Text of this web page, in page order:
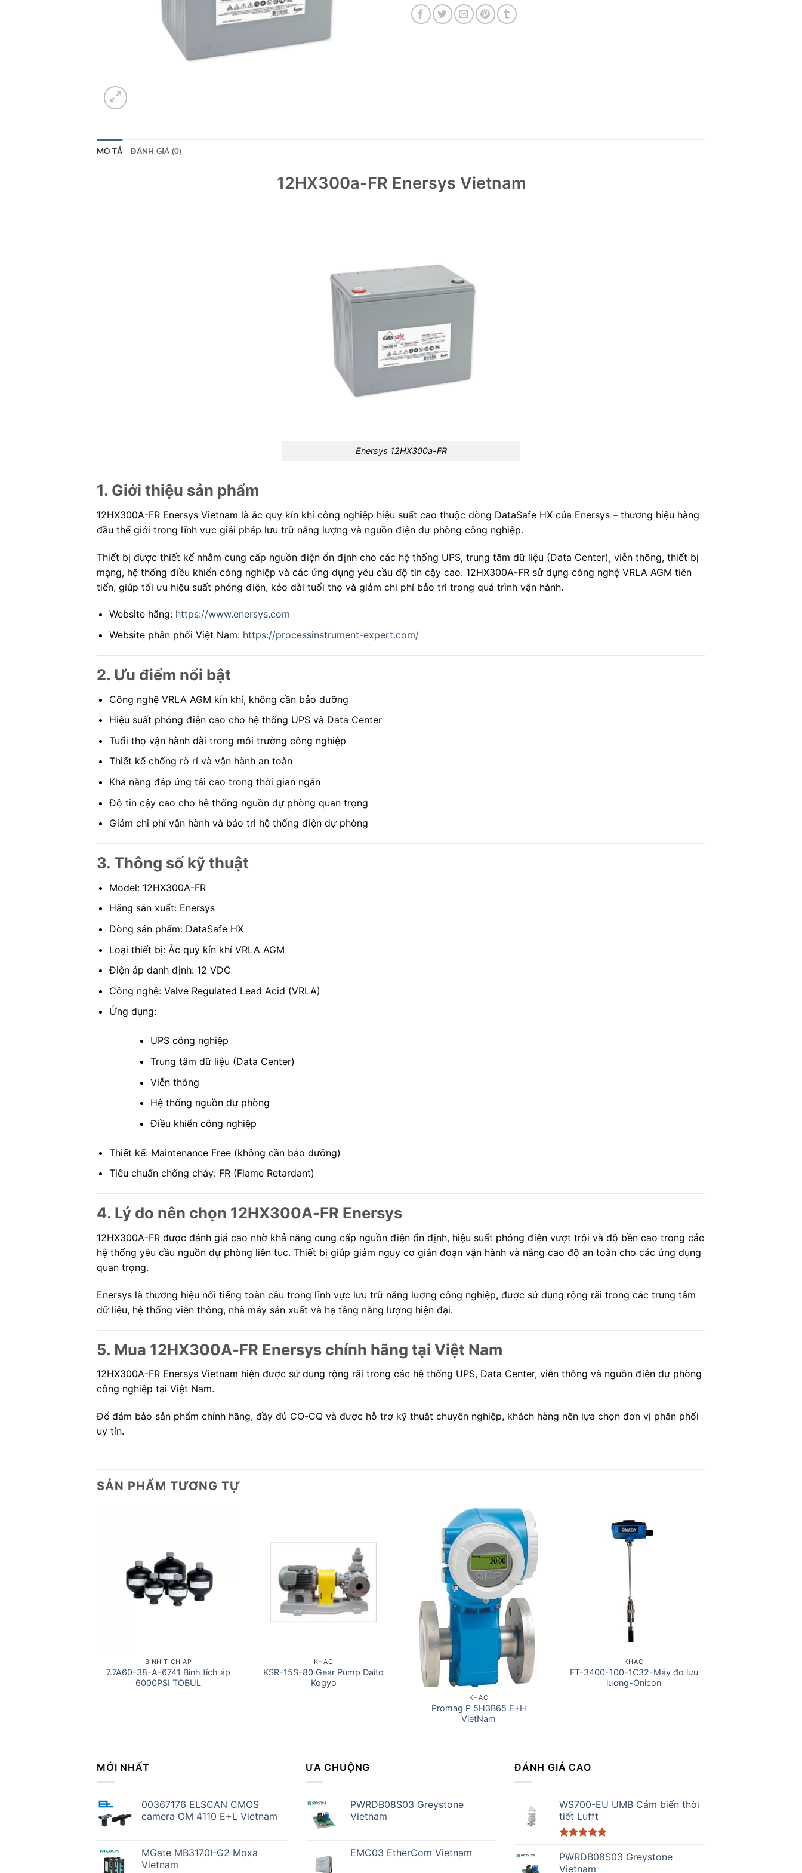
MÔ TẢ ĐÁNH GIÁ (0)
12HX300a-FR Enersys Vietnam
Enersys 12HX300a-FR
1. Giới thiệu sản phẩm
12HX300A-FR Enersys Vietnam là ắc quy kín khí công nghiệp hiệu suất cao thuộc dòng DataSafe HX của Enersys – thương hiệu hàng
đầu thế giới trong lĩnh vực giải pháp lưu trữ năng lượng và nguồn điện dự phòng công nghiệp.
Thiết bị được thiết kế nhằm cung cấp nguồn điện ổn định cho các hệ thống UPS, trung tâm dữ liệu (Data Center), viễn thông, thiết bị
mạng, hệ thống điều khiển công nghiệp và các ứng dụng yêu cầu độ tin cậy cao. 12HX300A-FR sử dụng công nghệ VRLA AGM tiên
tiến, giúp tối ưu hiệu suất phóng điện, kéo dài tuổi thọ và giảm chi phí bảo trì trong quá trình vận hành.
Website hãng: https://www.enersys.com
Website phân phối Việt Nam: https://processinstrument-expert.com/
2. Ưu điểm nổi bật
Công nghệ VRLA AGM kín khí, không cần bảo dưỡng
Hiệu suất phóng điện cao cho hệ thống UPS và Data Center
Tuổi thọ vận hành dài trong môi trường công nghiệp
Thiết kế chống rò rỉ và vận hành an toàn
Khả năng đáp ứng tải cao trong thời gian ngắn
Độ tin cậy cao cho hệ thống nguồn dự phòng quan trọng
Giảm chi phí vận hành và bảo trì hệ thống điện dự phòng
3. Thông số kỹ thuật
Model: 12HX300A-FR
Hãng sản xuất: Enersys
Dòng sản phẩm: DataSafe HX
Loại thiết bị: Ắc quy kín khí VRLA AGM
Điện áp danh định: 12 VDC
Công nghệ: Valve Regulated Lead Acid (VRLA)
Ứng dụng:
UPS công nghiệp
Trung tâm dữ liệu (Data Center)
Viễn thông
Hệ thống nguồn dự phòng
Điều khiển công nghiệp
Thiết kế: Maintenance Free (không cần bảo dưỡng)
Tiêu chuẩn chống cháy: FR (Flame Retardant)
4. Lý do nên chọn 12HX300A-FR Enersys
12HX300A-FR được đánh giá cao nhờ khả năng cung cấp nguồn điện ổn định, hiệu suất phóng điện vượt trội và độ bền cao trong các
hệ thống yêu cầu nguồn dự phòng liên tục. Thiết bị giúp giảm nguy cơ gián đoạn vận hành và nâng cao độ an toàn cho các ứng dụng
quan trọng.
Enersys là thương hiệu nổi tiếng toàn cầu trong lĩnh vực lưu trữ năng lượng công nghiệp, được sử dụng rộng rãi trong các trung tâm
dữ liệu, hệ thống viễn thông, nhà máy sản xuất và hạ tầng năng lượng hiện đại.
5. Mua 12HX300A-FR Enersys chính hãng tại Việt Nam
12HX300A-FR Enersys Vietnam hiện được sử dụng rộng rãi trong các hệ thống UPS, Data Center, viễn thông và nguồn điện dự phòng
công nghiệp tại Việt Nam.
Để đảm bảo sản phẩm chính hãng, đầy đủ CO-CQ và được hỗ trợ kỹ thuật chuyên nghiệp, khách hàng nên lựa chọn đơn vị phân phối
uy tín.
SẢN PHẨM TƯƠNG TỰ
BÌNH TÍCH ÁP
7.7A60-38-A-6741 Bình tích áp
6000PSI TOBUL
KHÁC
KSR-15S-80 Gear Pump Daito
Kogyo
KHÁC
Promag P 5H3B65 E+H
VietNam
KHÁC
FT-3400-100-1C32-Máy đo lưu
lượng-Onicon
MỚI NHẤT
00367176 ELSCAN CMOS
camera OM 4110 E+L Vietnam
MGate MB3170I-G2 Moxa
Vietnam
ƯA CHUỘNG
PWRDB08S03 Greystone
Vietnam
EMC03 EtherCom Vietnam
ĐÁNH GIÁ CAO
WS700-EU UMB Cảm biến thời
tiết Lufft
hạng5.00
5 sao
PWRDB08S03 Greystone
Vietnam